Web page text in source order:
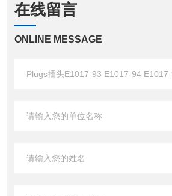
在线留言
ONLINE MESSAGE